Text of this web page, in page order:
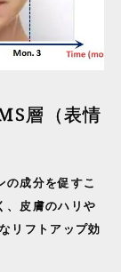
層（表情
の成分を促すこ
、皮膚のハリや
リフトアップ効